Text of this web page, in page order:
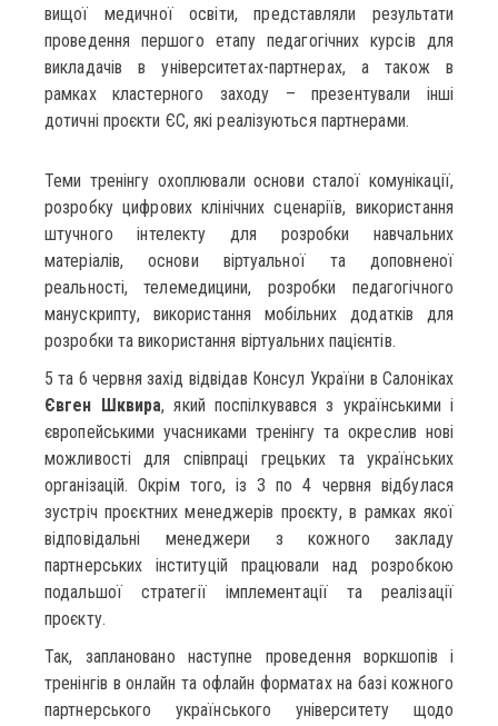
вищої медичної освіти, представляли результати
проведення першого етапу педагогічних курсів для
викладачів в університетах-партнерах, а також в
рамках кластерного заходу – презентували інші
дотичні проєкти ЄС, які реалізуються партнерами.
Теми тренінгу охоплювали основи сталої комунікації,
розробку цифрових клінічних сценаріїв, використання
штучного інтелекту для розробки навчальних
матеріалів, основи віртуальної та доповненої
реальності, телемедицини, розробки педагогічного
манускрипту, використання мобільних додатків для
розробки та використання віртуальних пацієнтів.
5 та 6 червня захід відвідав Консул України в Салоніках
Євген Шквира, який поспілкувався з українськими і
європейськими учасниками тренінгу та окреслив нові
можливості для співпраці грецьких та українських
організацій. Окрім того, із 3 по 4 червня відбулася
зустріч проєктних менеджерів проєкту, в рамках якої
відповідальні менеджери з кожного закладу
партнерських інституцій працювали над розробкою
подальшої стратегії імплементації та реалізації
проєкту.
Так, заплановано наступне проведення воркшопів і
тренінгів в онлайн та офлайн форматах на базі кожного
партнерського українського університету щодо